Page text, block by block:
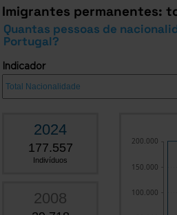
Imigrantes permanentes:
Quantas pessoas de
Portugal?
Indicador
2024
177.557
Indivíduos
2008 100.000
150.000
200.000